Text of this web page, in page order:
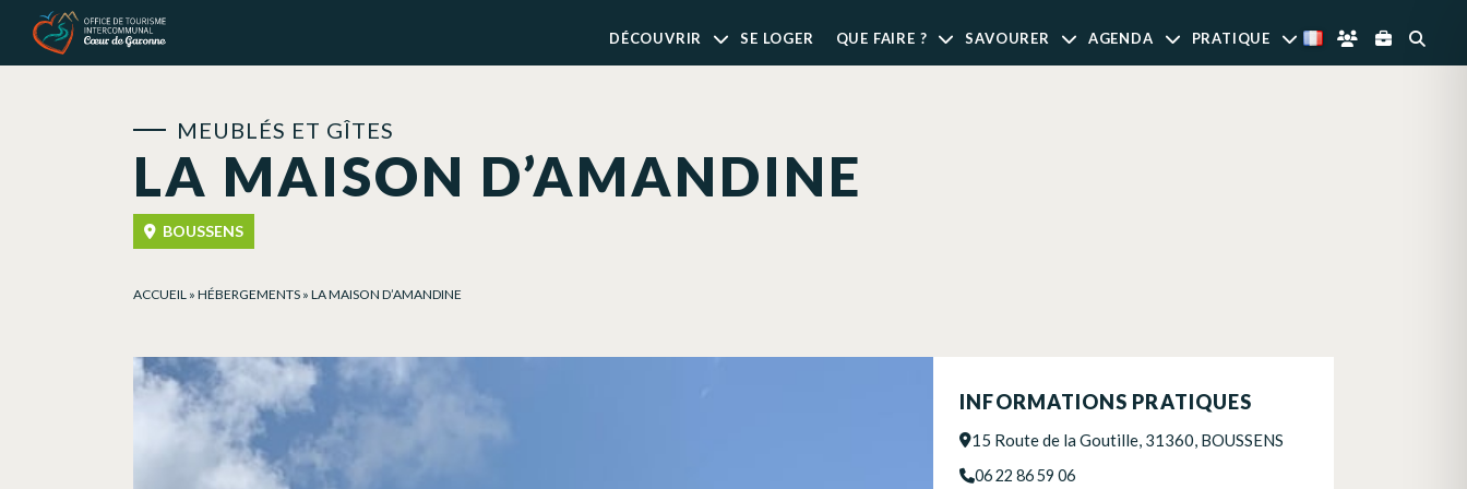
DÉCOUVRIR SE LOGER QUE FAIRE ? SAVOURER AGENDA PRATIQUE
LA MAISON D’AMANDINE
MEUBLÉS ET GÎTES
BOUSSENS
ACCUEIL » HÉBERGEMENTS » LA MAISON D’AMANDINE
INFORMATIONS PRATIQUES
15 Route de la Goutille, 31360, BOUSSENS
06 22 86 59 06
Panneau de gestion des cookies